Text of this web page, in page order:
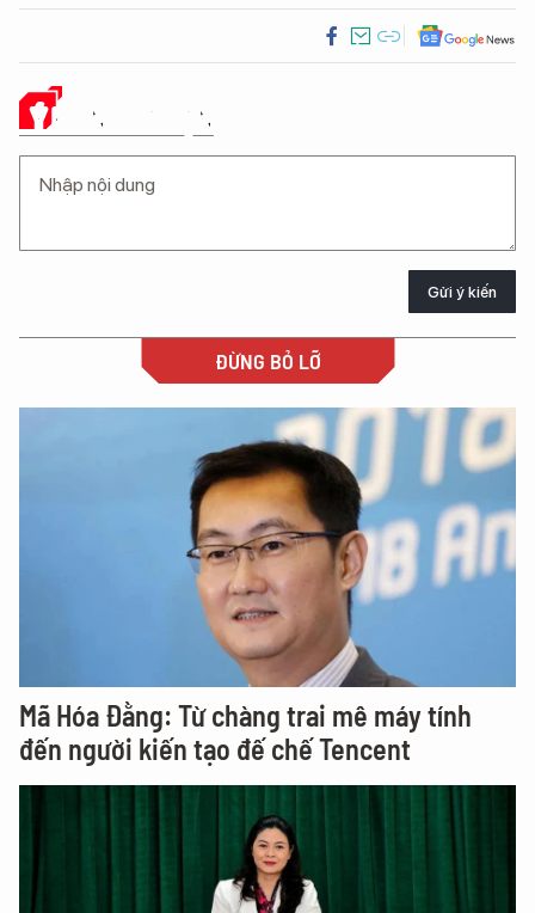
Ý KIẾN CỦA BẠN
Gửi ý kiến
ĐỪNG BỎ LỠ
Mã Hóa Đằng: Từ chàng trai mê máy tính
đến người kiến tạo đế chế Tencent